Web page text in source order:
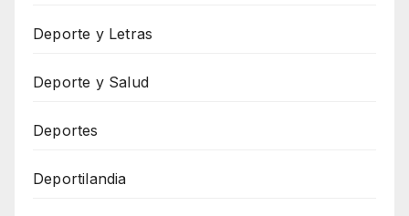
Deporte y Letras
Deporte y Salud
Deportes
Deportilandia